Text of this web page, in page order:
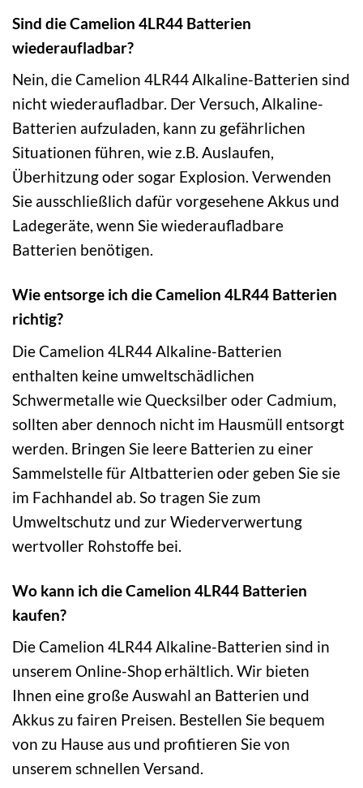
Sind die Camelion 4LR44 Batterien
wiederaufladbar?
Nein, die Camelion 4LR44 Alkaline-Batterien sind
nicht wiederaufladbar. Der Versuch, Alkaline-
Batterien aufzuladen, kann zu gefährlichen
Situationen führen, wie z.B. Auslaufen,
Überhitzung oder sogar Explosion. Verwenden
Sie ausschließlich dafür vorgesehene Akkus und
Ladegeräte, wenn Sie wiederaufladbare
Batterien benötigen.
Wie entsorge ich die Camelion 4LR44 Batterien
richtig?
Die Camelion 4LR44 Alkaline-Batterien
enthalten keine umweltschädlichen
Schwermetalle wie Quecksilber oder Cadmium,
sollten aber dennoch nicht im Hausmüll entsorgt
werden. Bringen Sie leere Batterien zu einer
Sammelstelle für Altbatterien oder geben Sie sie
im Fachhandel ab. So tragen Sie zum
Umweltschutz und zur Wiederverwertung
wertvoller Rohstoffe bei.
Wo kann ich die Camelion 4LR44 Batterien
kaufen?
Die Camelion 4LR44 Alkaline-Batterien sind in
unserem Online-Shop erhältlich. Wir bieten
Ihnen eine große Auswahl an Batterien und
Akkus zu fairen Preisen. Bestellen Sie bequem
von zu Hause aus und profitieren Sie von
unserem schnellen Versand.